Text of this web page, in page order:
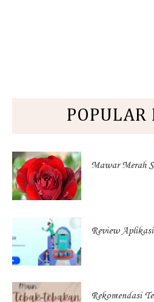
POPULAR
Mawar Merah
Review
Rekomendasi